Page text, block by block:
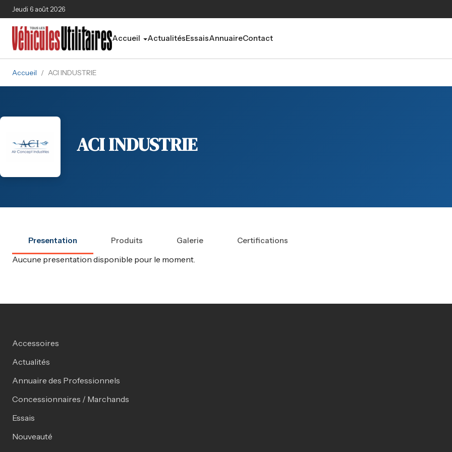
Aller au contenu principal
Jeudi 6 août 2026
Accueil ActualitésEssaisAnnuaireContact
Accueil / ACI INDUSTRIE
ACI INDUSTRIE
Presentation Produits Galerie Certifications
Aucune presentation disponible pour le moment.
Accessoires
Actualités
Annuaire des Professionnels
Concessionnaires / Marchands
Essais
Nouveauté